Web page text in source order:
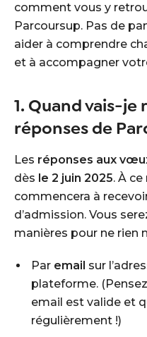
comment vous y
Parcoursup. Pas de
aider à comprendre
et à accompagner
1. Quand vais-je
réponses de
Les réponses aux
dès le 2 juin 2025. À
commencera à
d’admission. Vous
manières pour ne rien
Par email sur
plateforme.
email est valide et
régulièrement !)